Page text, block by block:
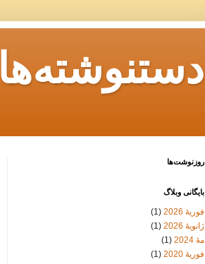
دستنوشته‌ها
روزنوشت‌ها
بايگانی وبلاگ
فوریهٔ 2026
(1)
ژانویهٔ 2026
(1)
مهٔ 2024
(1)
فوریهٔ 2020
(1)